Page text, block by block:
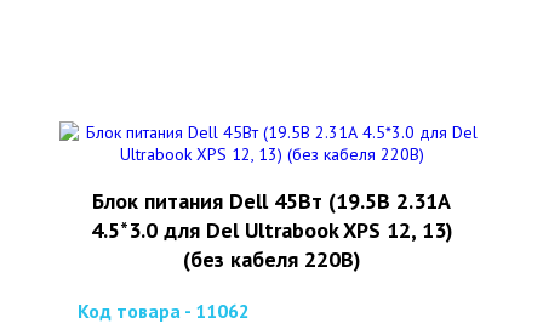
Блок питания Dell 45Вт (19.5В 2.31А
4.5*3.0 для Del Ultrabook XPS 12, 13)
(без кабеля 220В)
Код товара - 11062